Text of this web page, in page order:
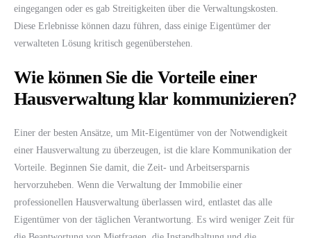
eingegangen oder es gab Streitigkeiten über die Verwaltungskosten.
Diese Erlebnisse können dazu führen, dass einige Eigentümer der
verwalteten Lösung kritisch gegenüberstehen.
Wie können Sie die Vorteile einer
Hausverwaltung klar kommunizieren?
Einer der besten Ansätze, um Mit-Eigentümer von der Notwendigkeit
einer Hausverwaltung zu überzeugen, ist die klare Kommunikation der
Vorteile. Beginnen Sie damit, die Zeit- und Arbeitsersparnis
hervorzuheben. Wenn die Verwaltung der Immobilie einer
professionellen Hausverwaltung überlassen wird, entlastet das alle
Eigentümer von der täglichen Verantwortung. Es wird weniger Zeit für